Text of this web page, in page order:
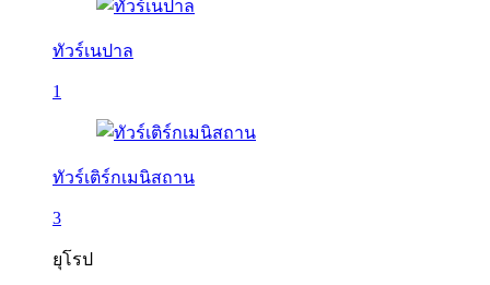
ทัวร์เนปาล
1
ทัวร์เติร์กเมนิสถาน
3
ยุโรป